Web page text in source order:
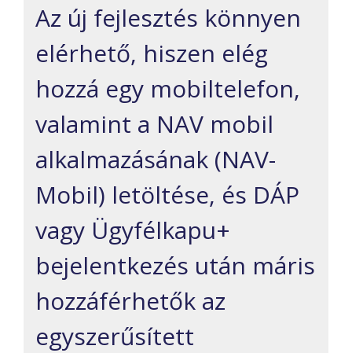
Az új fejlesztés könnyen
elérhető, hiszen elég
hozzá egy mobiltelefon,
valamint a NAV mobil
alkalmazásának (NAV-
Mobil) letöltése, és DÁP
vagy Ügyfélkapu+
bejelentkezés után máris
hozzáférhetők az
egyszerűsített